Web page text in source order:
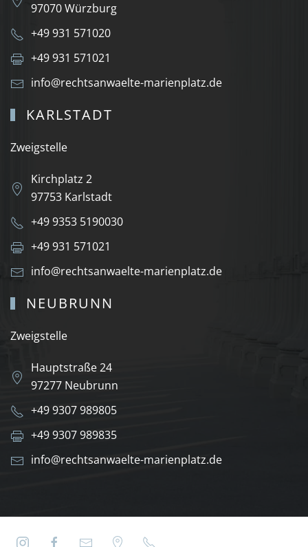
97070 Würzburg
+49 931 571020
+49 931 571021
info@rechtsanwaelte-marienplatz.de
KARLSTADT
Zweigstelle
Kirchplatz 2
97753 Karlstadt
+49 9353 5190030
+49 931 571021
info@rechtsanwaelte-marienplatz.de
NEUBRUNN
Zweigstelle
Hauptstraße 24
97277 Neubrunn
+49 9307 989805
+49 9307 989835
info@rechtsanwaelte-marienplatz.de